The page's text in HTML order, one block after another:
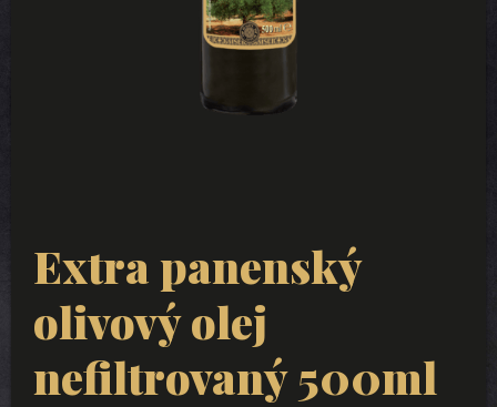
Extra panenský
olivový olej
nefiltrovaný 500ml